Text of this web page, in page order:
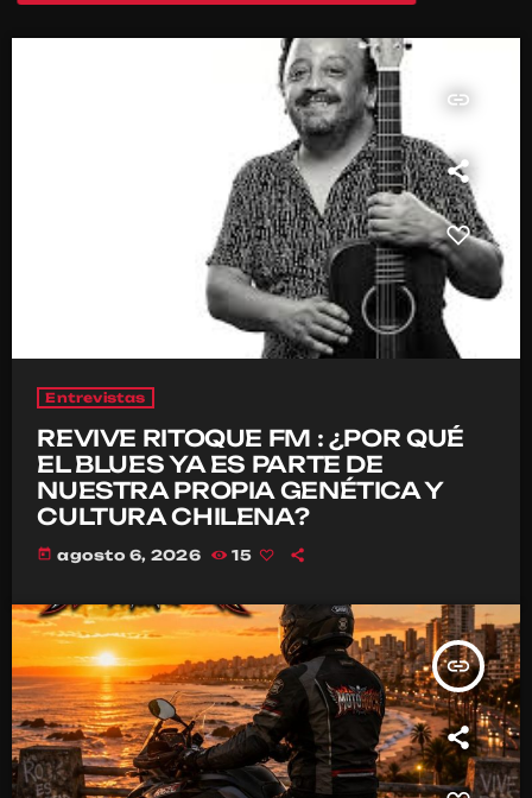
insert_link
Entrevistas
REVIVE RITOQUE FM : ¿POR QUÉ
EL BLUES YA ES PARTE DE
NUESTRA PROPIA GENÉTICA Y
CULTURA CHILENA?
today agosto 6, 2026 15
insert_link